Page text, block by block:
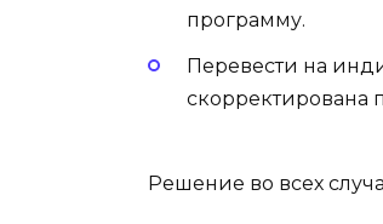
программу.
Перевести на
скорректирована
Решение во всех